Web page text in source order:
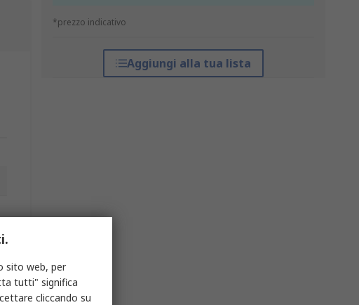
*prezzo indicativo
Aggiungi alla tua lista
sito web, per
tutti" significa
cliccando su